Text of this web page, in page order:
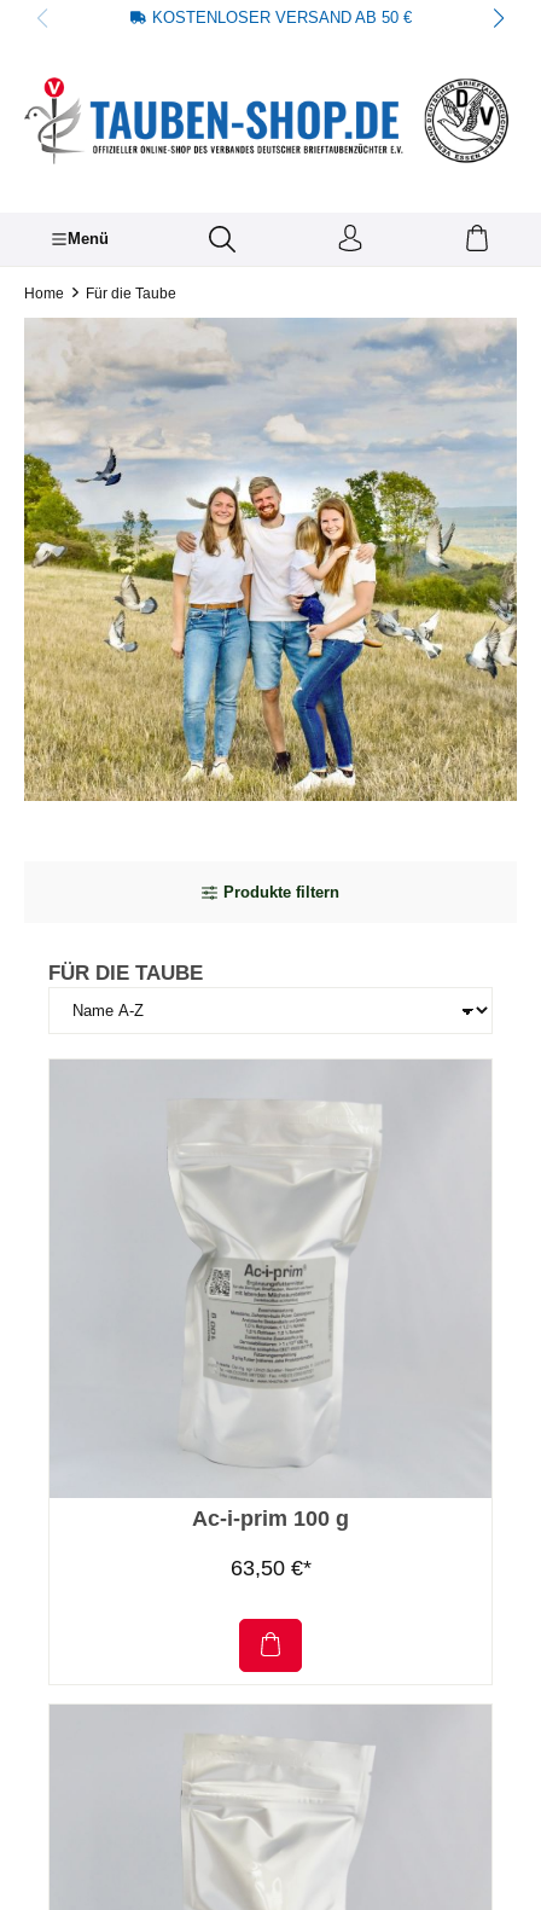
springen KOSTENLOSER VERSAND AB 50 €
Menü
Home Für die Taube
Produkte filtern
FÜR DIE TAUBE
Ac-i-prim 100 g
63,50 €*